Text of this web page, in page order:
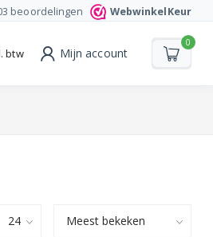
beoordelingen WebwinkelKeur
btw Mijn account
0